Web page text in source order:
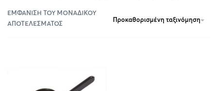
ΕΜΦΆΝΙΣΗ ΤΟΥ ΜΟΝΑΔΙΚΟΎ
ΑΠΟΤΕΛΈΣΜΑΤΟΣ
Προκαθορισμένη ταξινόμηση